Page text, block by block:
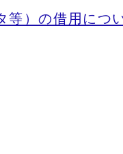
等）の借用につ